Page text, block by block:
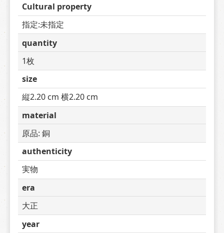
Cultural property
指定:未指定
quantity
1枚
size
縦2.20 cm 横2.20 cm
material
原品: 銅
authenticity
実物
era
大正
year